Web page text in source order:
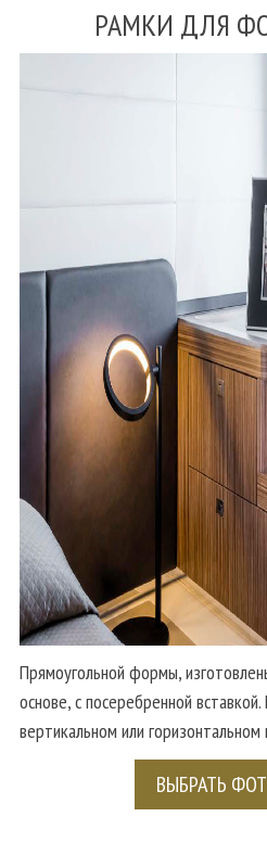
РАМКИ ДЛЯ
Прямоугольной формы,
основе, с посеребренной
вертикальном или горизонтальном
ВЫБРАТЬ